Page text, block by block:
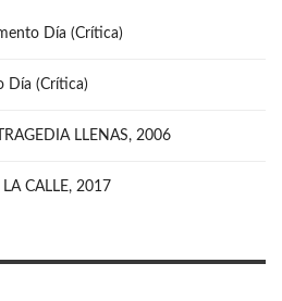
Día (Crítica)
Día (Crítica)
LLENAS, 2006
CALLE, 2017